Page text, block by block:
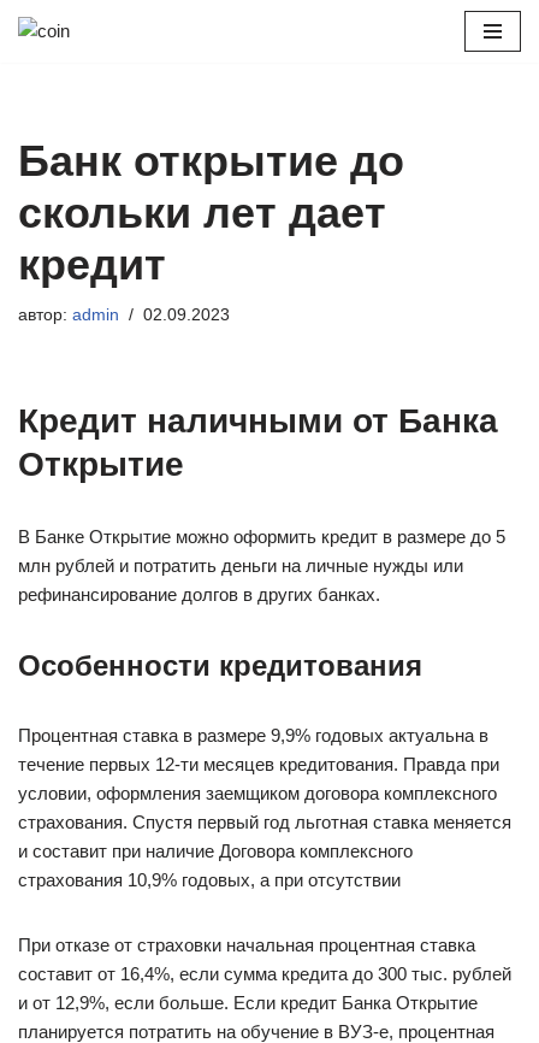
Банк открытие до
скольки лет дает
кредит
автор: admin 02.09.2023
Кредит наличными от Банка
Открытие
В Банке Открытие можно оформить кредит в размере до 5
млн рублей и потратить деньги на личные нужды или
рефинансирование долгов в других банках.
Особенности кредитования
Процентная ставка в размере 9,9% годовых актуальна в
течение первых 12-ти месяцев кредитования. Правда при
условии, оформления заемщиком договора комплексного
страхования. Спустя первый год льготная ставка меняется
и составит при наличие Договора комплексного
страхования 10,9% годовых, а при отсутствии
При отказе от страховки начальная процентная ставка
составит от 16,4%, если сумма кредита до 300 тыс. рублей
и от 12,9%, если больше. Если кредит Банка Открытие
планируется потратить на обучение в ВУЗ-е, процентная